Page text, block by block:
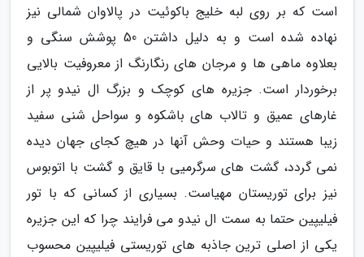
است که بر روی لبه خلیج باکوئیت در پالاوان شمالی نیز
نهاده شده است و به دلیل داشتن 50 پوشش سنگی و
بعلاوه ماهی ها و مرجان های رنگارنگ از معروفیت بالایی
برخوردار است. جزیره های کوچک و بزرگ ال نیدو پر از
غارهای عمیق و تالاب های باشکوه و سواحل شنی سفید
زیبا هستند و حیات وحش آنها در هیچ کجای جهان دیده
نمی گردد، گشت های سرگرمیی با قایق و گشت با اتوبوس
نیز برای توریستان مهیاست. بسیاری از کسانی که با تور
فیلیپین حتما به سمت ال نیدو می فرایند چرا که این جزیره
یکی از اصلی ترین جاذبه های توریستی فیلیپین محسوب